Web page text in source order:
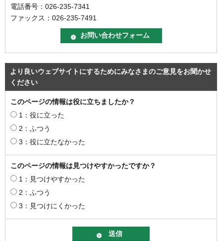
電話番号：026-235-7341
ファックス：026-235-7491
より良いウェブサイトにするためにみなさまのご意見をお聞かせ
ください
このページの情報は役に立ちましたか？
1：役に立った
2：ふつう
3：役に立たなかった
このページの情報は見つけやすかったですか？
1：見つけやすかった
2：ふつう
3：見つけにくかった